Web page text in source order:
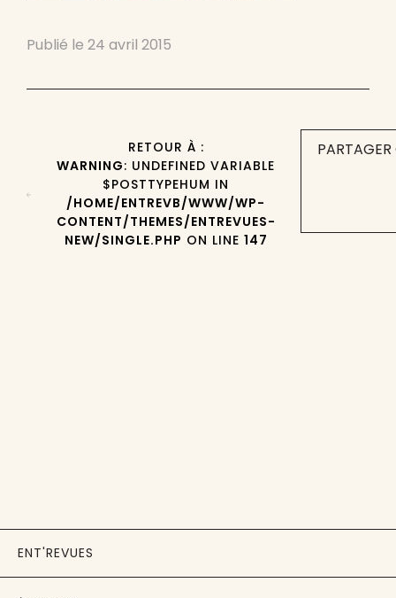
Publié le 24 avril 2015
RETOUR À :
WARNING: UNDEFINED VARIABLE
$POSTTYPEHUM IN
/HOME/ENTREVB/WWW/WP-
CONTENT/THEMES/ENTREVUES-
NEW/SINGLE.PHP ON LINE 147
ENT'REVUES